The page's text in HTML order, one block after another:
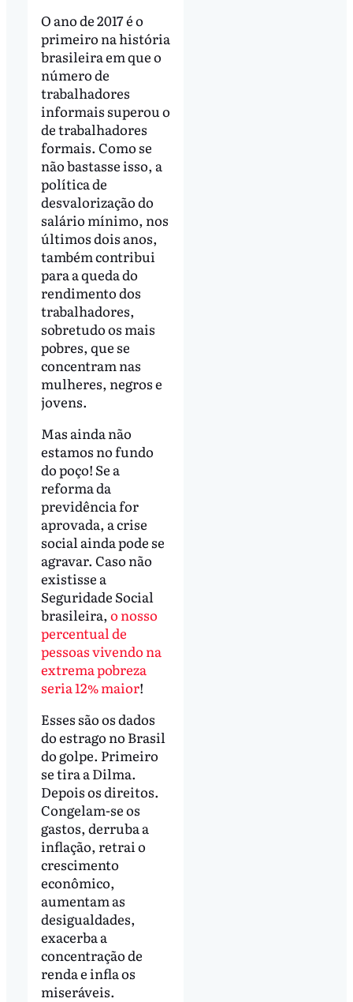
O ano de 2017 é o
primeiro na história
brasileira em que o
número de
trabalhadores
informais superou o
de trabalhadores
formais. Como se
não bastasse isso, a
política de
desvalorização do
salário mínimo, nos
últimos dois anos,
também contribui
para a queda do
rendimento dos
trabalhadores,
sobretudo os mais
pobres, que se
concentram nas
mulheres, negros e
jovens.
Mas ainda não
estamos no fundo
do poço! Se a
reforma da
previdência for
aprovada, a crise
social ainda pode se
agravar. Caso não
existisse a
Seguridade Social
brasileira, o nosso
percentual de
pessoas vivendo na
extrema pobreza
seria 12% maior!
Esses são os dados
do estrago no Brasil
do golpe. Primeiro
se tira a Dilma.
Depois os direitos.
Congelam-se os
gastos, derruba a
inflação, retrai o
crescimento
econômico,
aumentam as
desigualdades,
exacerba a
concentração de
renda e infla os
miseráveis.